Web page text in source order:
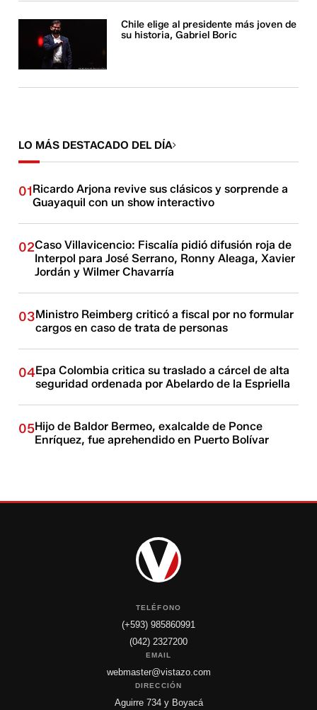
Chile elige al presidente más joven de
su historia, Gabriel Boric
LO MÁS DESTACADO DEL DÍA
01Ricardo Arjona revive sus clásicos y sorprende a
Guayaquil con un show interactivo
02Caso Villavicencio: Fiscalía pidió difusión roja de
Interpol para José Serrano, Ronny Aleaga, Xavier
Jordán y Wilmer Chavarría
03Ministro Reimberg criticó a fiscal por no formular
cargos en caso de trata de personas
04Epa Colombia critica su traslado a cárcel de alta
seguridad ordenada por Abelardo de la Espriella
05Hijo de Baldor Bermeo, exalcalde de Ponce
Enríquez, fue aprehendido en Puerto Bolívar
TELÉFONO
(+593) 985860991
(042) 2327200
EMAIL
webmaster@vistazo.com
DIRECCIÓN
Aguirre 734 y Boyacá